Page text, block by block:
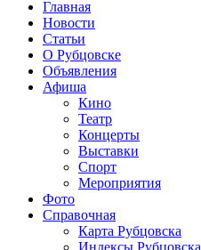
Главная
Новости
Статьи
О Рубцовске
Объявления
Афиша
Кино
Театр
Концерты
Выставки
Спорт
Мероприятия
Фото
Справочная
Карта Рубцовска
Индексы Рубцовска